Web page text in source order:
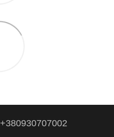
+380930707002